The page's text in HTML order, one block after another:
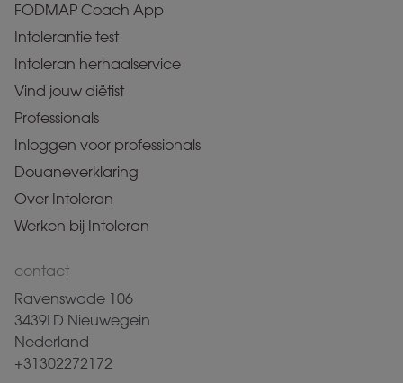
FODMAP Coach App
Intolerantie test
Intoleran herhaalservice
Vind jouw diëtist
Professionals
Inloggen voor professionals
Douaneverklaring
Over Intoleran
Werken bij Intoleran
contact
Ravenswade 106
3439LD Nieuwegein
Nederland
+31302272172